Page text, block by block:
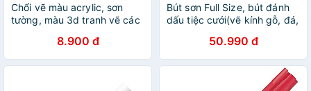
Chổi vẽ màu acrylic, sơn
tường, màu 3d tranh vẽ các
8.900 đ
Bút sơn Full Size, bút đánh
dấu tiệc cưới(vẽ kính gỗ, đá,
50.990 đ